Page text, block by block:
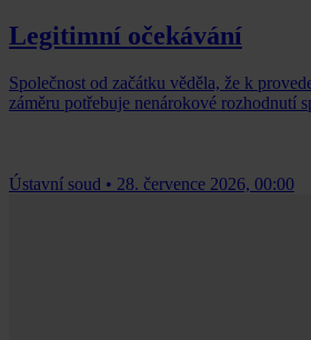
Legitimní očekávání
Společnost od začátku věděla, že k
záměru potřebuje nenárokové rozhodnutí
Ústavní soud • 28. července 2026, 00:00